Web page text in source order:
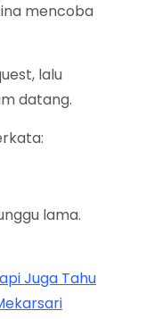
mencoba
lalu
datang.
lama.
Juga Tahu